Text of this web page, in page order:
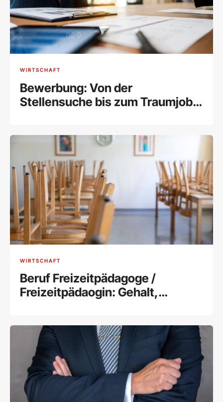
WIRTSCHAFT
Bewerbung: Von der
Stellensuche bis zum Traumjob
WIRTSCHAFT
Beruf Freizeitpädagoge /
Freizeitpädaogin: Gehalt,